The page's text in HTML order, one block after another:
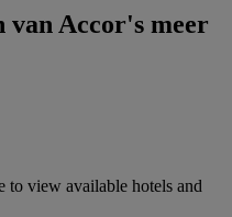
van Accor's meer
to view available hotels and